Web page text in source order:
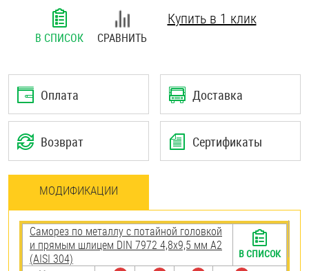
В СПИСОК СРАВНИТЬ
Купить в 1 клик
Оплата Доставка
Возврат Сертификаты
МОДИФИКАЦИИ
Саморез по металлу с потайной головкой
и прямым шлицем DIN 7972 4,8х9,5 мм А2
(AISI 304)
В СПИСОК